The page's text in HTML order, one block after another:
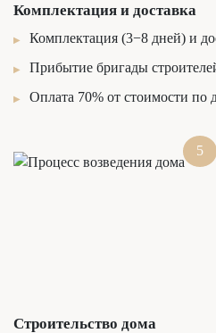
Комплектация и доставка
Комплектация (3−8 дней) и
Прибытие бригады
Оплата 70% от стоимости по
5
Строительство дома